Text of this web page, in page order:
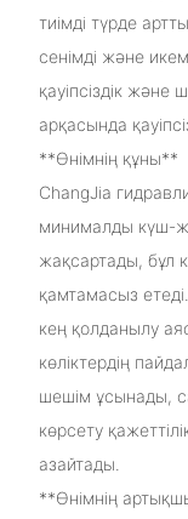
тиімді түрде
сенімді және
қауіпсіздік
арқасында
**Өнімнің құны**
ChangJia
минималды күш-
жақсартады, бұл
қамтамасыз
кең қолданылу
көліктердің
шешім ұсынады,
көрсету
азайтады.
**Өнімнің